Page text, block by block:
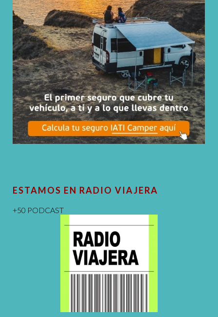
ESTAMOS EN RADIO VIAJERA
+50 PODCAST